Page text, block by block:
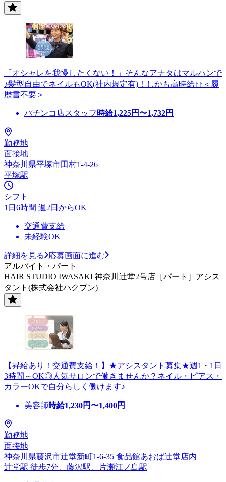
「オシャレを我慢したくない！」そんなアナタはマルハンで
♪髪型自由でネイルもOK(社内規定有)！しかも高時給↑↑＜履
歴書不要＞
パチンコ店スタッフ 時給1,225円〜1,732円
勤務地
面接地
神奈川県平塚市田村1-4-26
平塚駅
シフト
1日6時間 週2日からOK
交通費支給
未経験OK
詳細を見る
応募画面に進む
アルバイト・パート
HAIR STUDIO IWASAKI 神奈川辻堂2号店［パート］アシス
タント(株式会社ハクブン)
【昇給あり！交通費支給！】★アシスタント募集★週1・1日
3時間～OK◎人気サロンで働きませんか？ネイル・ピアス・
カラーOKで自分らしく働けます♪
美容師時給1,230円〜1,400円
勤務地
面接地
神奈川県藤沢市辻堂新町1-6-35 食品館あおば辻堂店内
辻堂駅 徒歩7分、藤沢駅、片瀬江ノ島駅